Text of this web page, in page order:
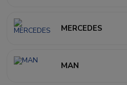
MERCEDES
MAN